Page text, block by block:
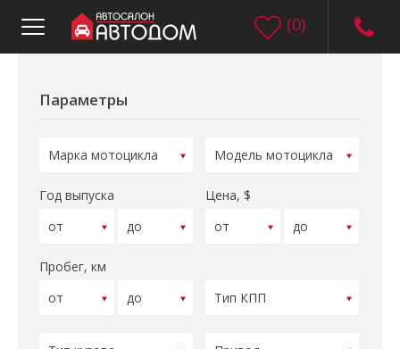
(0)
Параметры
Год выпуска Цена, $
Пробег, км